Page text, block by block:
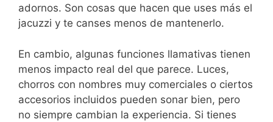
adornos. Son cosas que hacen que uses más el
jacuzzi y te canses menos de mantenerlo.
En cambio, algunas funciones llamativas tienen
menos impacto real del que parece. Luces,
chorros con nombres muy comerciales o ciertos
accesorios incluidos pueden sonar bien, pero
no siempre cambian la experiencia. Si tienes